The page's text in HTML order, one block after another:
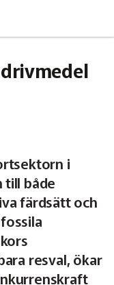
i
till både
färdsätt och
resval, ökar